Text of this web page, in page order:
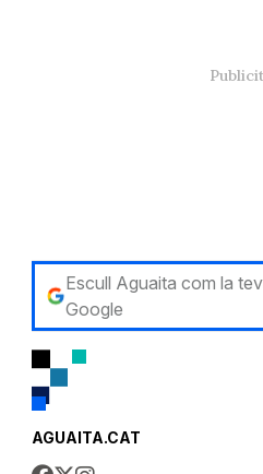
Escull Aguaita com la
Google
AGUAITA.CAT